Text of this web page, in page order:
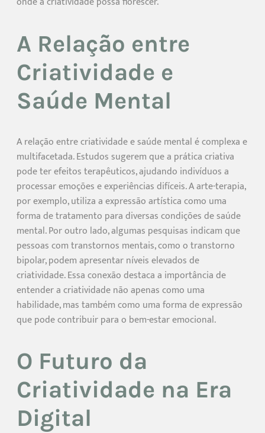
A Relação entre
Criatividade e
Saúde Mental
A relação entre criatividade e saúde mental é complexa e
multifacetada. Estudos sugerem que a prática criativa
pode ter efeitos terapêuticos, ajudando indivíduos a
processar emoções e experiências difíceis. A arte-terapia,
por exemplo, utiliza a expressão artística como uma
forma de tratamento para diversas condições de saúde
mental. Por outro lado, algumas pesquisas indicam que
pessoas com transtornos mentais, como o transtorno
bipolar, podem apresentar níveis elevados de
criatividade. Essa conexão destaca a importância de
entender a criatividade não apenas como uma
habilidade, mas também como uma forma de expressão
que pode contribuir para o bem-estar emocional.
O Futuro da
Criatividade na Era
Digital